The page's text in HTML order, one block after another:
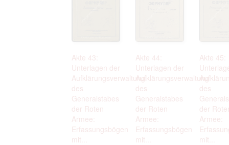
Akte 43:
Unterlagen der
Aufklärungsverwaltung
des
Generalstabes
der Roten
Armee:
Erfassungsbögen
mit...
Akte 44:
Unterlagen der
Aufklärungsverwaltung
des
Generalstabes
der Roten
Armee:
Erfassungsbögen
mit...
Akte 45:
des
der
Armee:
mit...